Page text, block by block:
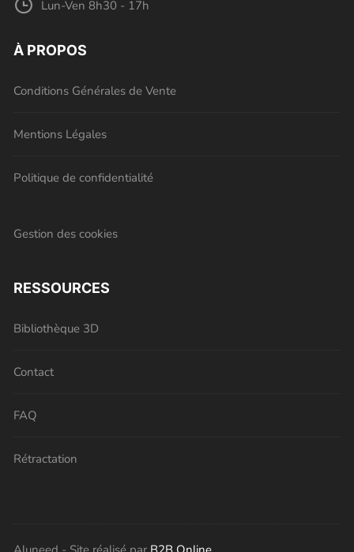
Lun-Ven 8h30 - 17h
À PROPOS
Conditions Générales de Vente
Mentions Légales
Politique de confidentialité
Gestion des cookies
RESSOURCES
Bibliothèque 3D
Contact
FAQ
Rétractation